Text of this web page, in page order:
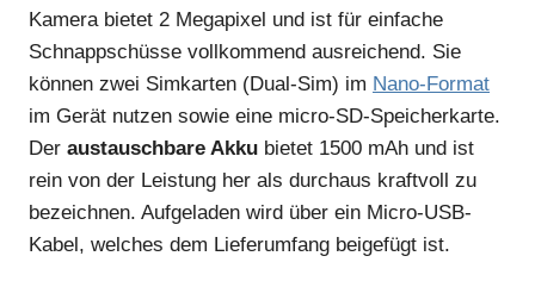
Kamera bietet 2 Megapixel und ist für einfache
Schnappschüsse vollkommend ausreichend. Sie
können zwei Simkarten (Dual-Sim) im Nano-Format
im Gerät nutzen sowie eine micro-SD-Speicherkarte.
Der austauschbare Akku bietet 1500 mAh und ist
rein von der Leistung her als durchaus kraftvoll zu
bezeichnen. Aufgeladen wird über ein Micro-USB-
Kabel, welches dem Lieferumfang beigefügt ist.